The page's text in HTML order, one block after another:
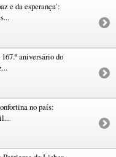
e da esperança’:
aniversário do
no país: